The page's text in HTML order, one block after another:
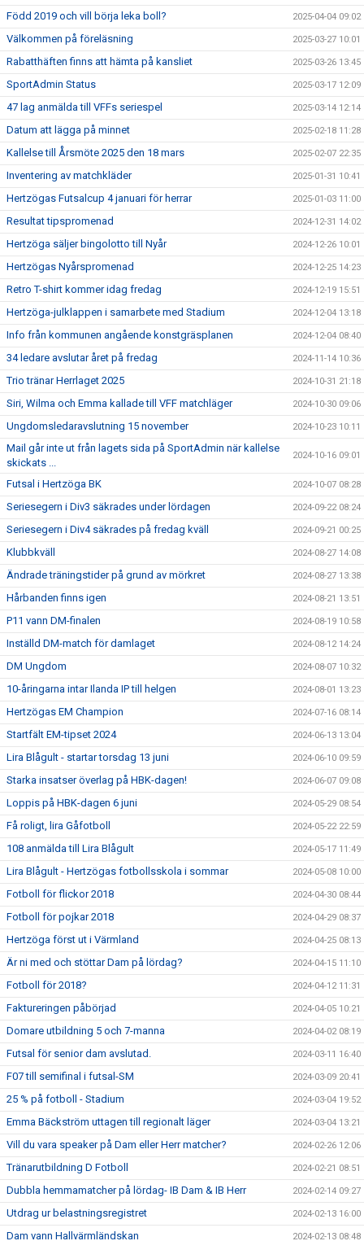
Född 2019 och vill börja leka boll? 2025-04-04 09:02
Välkommen på föreläsning 2025-03-27 10:01
Rabatthäften finns att hämta på kansliet 2025-03-26 13:45
SportAdmin Status 2025-03-17 12:09
47 lag anmälda till VFFs seriespel 2025-03-14 12:14
Datum att lägga på minnet 2025-02-18 11:28
Kallelse till Årsmöte 2025 den 18 mars 2025-02-07 22:35
Inventering av matchkläder 2025-01-31 10:41
Hertzögas Futsalcup 4 januari för herrar 2025-01-03 11:00
Resultat tipspromenad 2024-12-31 14:02
Hertzöga säljer bingolotto till Nyår 2024-12-26 10:01
Hertzögas Nyårspromenad 2024-12-25 14:23
Retro T-shirt kommer idag fredag 2024-12-19 15:51
Hertzöga-julklappen i samarbete med Stadium 2024-12-04 13:18
Info från kommunen angående konstgräsplanen 2024-12-04 08:40
34 ledare avslutar året på fredag 2024-11-14 10:36
Trio tränar Herrlaget 2025 2024-10-31 21:18
Siri, Wilma och Emma kallade till VFF matchläger 2024-10-30 09:06
Ungdomsledaravslutning 15 november 2024-10-23 10:11
Mail går inte ut från lagets sida på SportAdmin när kallelse
skickats ...
2024-10-16 09:01
Futsal i Hertzöga BK 2024-10-07 08:28
Seriesegern i Div3 säkrades under lördagen 2024-09-22 08:24
Seriesegern i Div4 säkrades på fredag kväll 2024-09-21 00:25
Klubbkväll 2024-08-27 14:08
Ändrade träningstider på grund av mörkret 2024-08-27 13:38
Hårbanden finns igen 2024-08-21 13:51
P11 vann DM-finalen 2024-08-19 10:58
Inställd DM-match för damlaget 2024-08-12 14:24
DM Ungdom 2024-08-07 10:32
10-åringarna intar Ilanda IP till helgen 2024-08-01 13:23
Hertzögas EM Champion 2024-07-16 08:14
Startfält EM-tipset 2024 2024-06-13 13:04
Lira Blågult - startar torsdag 13 juni 2024-06-10 09:59
Starka insatser överlag på HBK-dagen! 2024-06-07 09:08
Loppis på HBK-dagen 6 juni 2024-05-29 08:54
Få roligt, lira Gåfotboll 2024-05-22 22:59
108 anmälda till Lira Blågult 2024-05-17 11:49
Lira Blågult - Hertzögas fotbollsskola i sommar 2024-05-08 10:00
Fotboll för flickor 2018 2024-04-30 08:44
Fotboll för pojkar 2018 2024-04-29 08:37
Hertzöga först ut i Värmland 2024-04-25 08:13
Är ni med och stöttar Dam på lördag? 2024-04-15 11:10
Fotboll för 2018? 2024-04-12 11:31
Faktureringen påbörjad 2024-04-05 10:21
Domare utbildning 5 och 7-manna 2024-04-02 08:19
Futsal för senior dam avslutad. 2024-03-11 16:40
F07 till semifinal i futsal-SM 2024-03-09 20:41
25 % på fotboll - Stadium 2024-03-04 19:52
Emma Bäckström uttagen till regionalt läger 2024-03-04 13:21
Vill du vara speaker på Dam eller Herr matcher? 2024-02-26 12:06
Tränarutbildning D Fotboll 2024-02-21 08:51
Dubbla hemmamatcher på lördag- IB Dam & IB Herr 2024-02-14 09:27
Utdrag ur belastningsregistret 2024-02-13 16:00
Dam vann Hallvärmländskan 2024-02-13 08:48